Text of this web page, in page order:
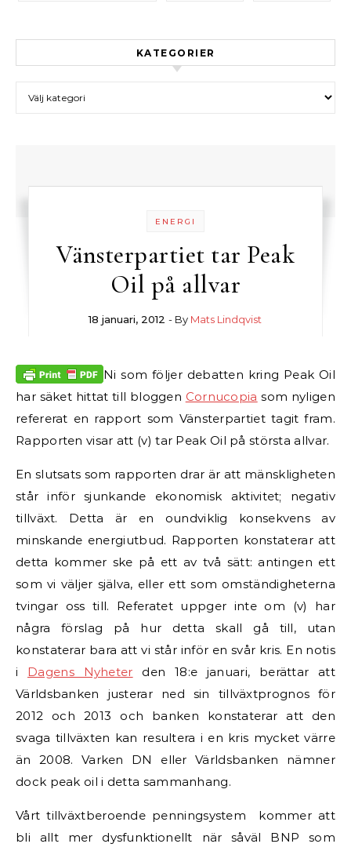
KATEGORIER
ENERGI
Vänsterpartiet tar Peak
Oil på allvar
18 januari, 2012 - By Mats Lindqvist
Ni som följer debatten kring Peak Oil
har säket hittat till bloggen Cornucopia som nyligen
refererat en rapport som Vänsterpartiet tagit fram.
Rapporten visar att (v) tar Peak Oil på största allvar.
En slutsats som rapporten drar är att mänskligheten
står inför sjunkande ekonomisk aktivitet; negativ
tillväxt. Detta är en oundviklig konsekvens av
minskande energiutbud. Rapporten konstaterar att
detta kommer ske på ett av två sätt: antingen ett
som vi väljer själva, eller ett som omständigheterna
tvingar oss till. Referatet uppger inte om (v) har
några förslag på hur detta skall gå till, utan
konstaterar bara att vi står inför en svår kris. En notis
i Dagens Nyheter den 18:e januari, berättar att
Världsbanken justerar ned sin tillväxtprognos för
2012 och 2013 och banken konstaterar att den
svaga tillväxten kan resultera i en kris mycket värre
än 2008. Varken DN eller Världsbanken nämner
dock peak oil i detta sammanhang.
Vårt tillväxtberoende penningsystem kommer att
bli allt mer dysfunktionellt när såväl BNP som